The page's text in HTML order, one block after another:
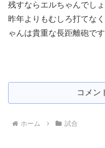
残すならエルちゃんでしょ
昨年よりもむしろ打てな
ゃんは貴重な長距離砲で
コメン
ホーム 試合